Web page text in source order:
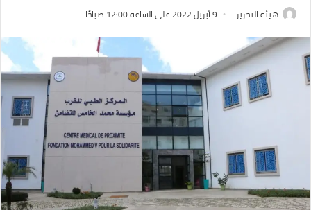
هيئة التحرير 9 أبريل 2022 على الساعة 12:00 صباحًا